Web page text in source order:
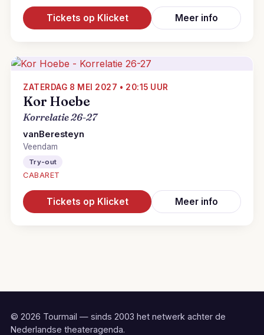
Tickets op Klicket Meer info
ZATERDAG 8 MEI 2027 • 20:15 UUR
Kor Hoebe
Korrelatie 26-27
vanBeresteyn
Veendam
Try-out
CABARET
Tickets op Klicket Meer info
© 2026 Tourmail — sinds 2003 het netwerk achter de
Nederlandse theateragenda.